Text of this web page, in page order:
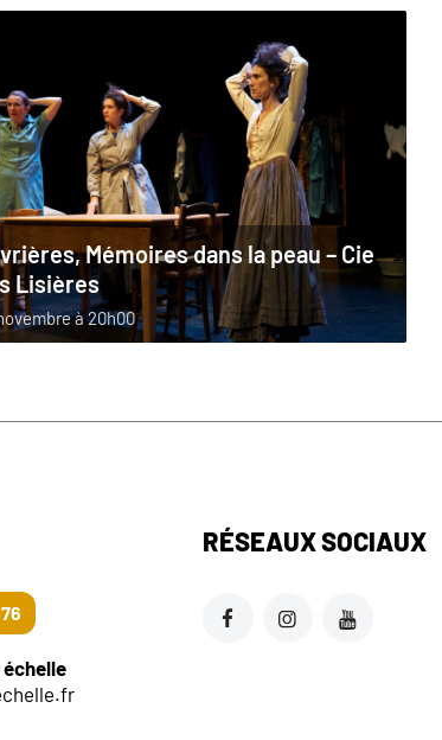
Mémoires dans la peau – Cie
Lisières
à 20h00
RÉSEAUX SOCIAUX